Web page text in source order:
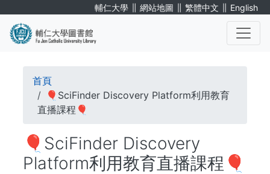
輔仁大學 ∥ 網站地圖 ∥ 繁體中文 ∥ English
導
航
結
首頁
🎈SciFinder Discovery Platform利用教育
直播課程🎈
🎈SciFinder Discovery
Platform利用教育直播課程🎈